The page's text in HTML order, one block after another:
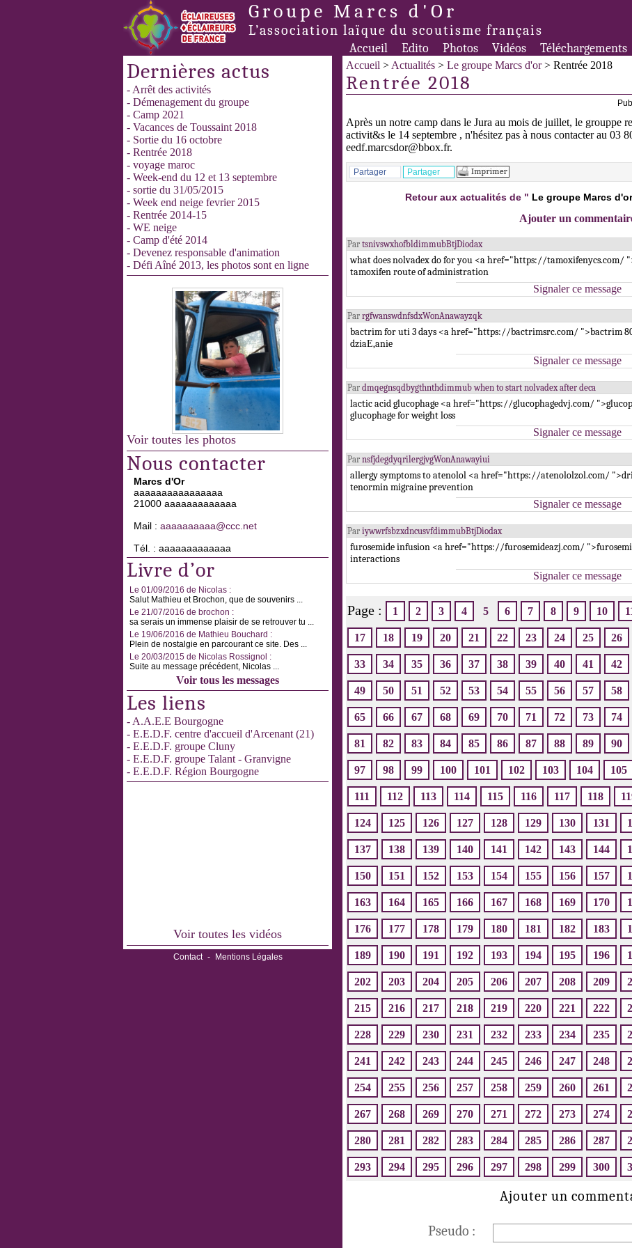
Groupe Marcs d'Or
L’association laïque du scoutisme français
Accueil Edito Photos Vidéos Téléchargements
Dernières actus
- Arrêt des activités
- Démenagement du groupe
- Camp 2021
- Vacances de Toussaint 2018
- Sortie du 16 octobre
- Rentrée 2018
- voyage maroc
- Week-end du 12 et 13 septembre
- sortie du 31/05/2015
- Week end neige fevrier 2015
- Rentrée 2014-15
- WE neige
- Camp d'été 2014
- Devenez responsable d'animation
- Défi Aîné 2013, les photos sont en ligne
Voir toutes les photos
Nous contacter
Marcs d'Or
aaaaaaaaaaaaaaaa
21000 aaaaaaaaaaaaa
Mail : aaaaaaaaaa@ccc.net
Tél. : aaaaaaaaaaaaa
Livre d’or
Le 01/09/2016 de Nicolas :
Salut Mathieu et Brochon, que de souvenirs ...
Le 21/07/2016 de brochon :
sa serais un immense plaisir de se retrouver tu ...
Le 19/06/2016 de Mathieu Bouchard :
Plein de nostalgie en parcourant ce site. Des ...
Le 20/03/2015 de Nicolas Rossignol :
Suite au message précédent, Nicolas ...
Voir tous les messages
Les liens
- A.A.E.E Bourgogne
- E.E.D.F. centre d'accueil d'Arcenant (21)
- E.E.D.F. groupe Cluny
- E.E.D.F. groupe Talant - Granvigne
- E.E.D.F. Région Bourgogne
Voir toutes les vidéos
Contact - Mentions Légales
Accueil > Actualités > Le groupe Marcs d'or> Rentrée 2018
Rentrée 2018
Après un notre camp dans le Jura au mois de juillet, le grouppe
activit&s le 14 septembre , n'hésitez pas à nous contacter au 03
eedf.marcsdor@bbox.fr.
Partager Partager
Retour aux actualités de " Le groupe Marcs d'or
Ajouter un
Par tsnivswxhofbldimmubBtjDiodax
what does nolvadex do for you <a href="https://tamoxifenycs.com/
tamoxifen route of administration
Signaler ce message
Par rgfwanswdnfsdxWonAnawayzqk
bactrim for uti 3 days <a href="https://bactrimsrc.com/ ">bactrim
dziaЕ‚anie
Signaler ce message
Par dmqegnsqdbygthnthdimmub when to start nolvadex after deca
lactic acid glucophage <a href="https://glucophagedvj.com/
glucophage for weight loss
Signaler ce message
Par nsfjdegdyqrilergjvgWonAnawayiui
allergy symptoms to atenolol <a href="https://atenololzol.com/
tenormin migraine prevention
Signaler ce message
Par iywwrfsbzxdncusvfdimmubBtjDiodax
furosemide infusion <a href="https://furosemideazj.com/
interactions
Signaler ce message
Page : 1 2 3 4 5 6 7 8 9 10
17 18 19 20 21 22 23 24 25 26
33 34 35 36 37 38 39 40 41 42
49 50 51 52 53 54 55 56 57 58
65 66 67 68 69 70 71 72 73 74
81 82 83 84 85 86 87 88 89 90
97 98 99 100 101 102 103 104 105
111 112 113 114 115 116 117 118
124 125 126 127 128 129 130 131
137 138 139 140 141 142 143 144
150 151 152 153 154 155 156 157
163 164 165 166 167 168 169 170
176 177 178 179 180 181 182 183
189 190 191 192 193 194 195 196
202 203 204 205 206 207 208 209
215 216 217 218 219 220 221 222
228 229 230 231 232 233 234 235
241 242 243 244 245 246 247 248
254 255 256 257 258 259 260 261
267 268 269 270 271 272 273 274
280 281 282 283 284 285 286 287
293 294 295 296 297 298 299 300
Ajouter un
Pseudo :